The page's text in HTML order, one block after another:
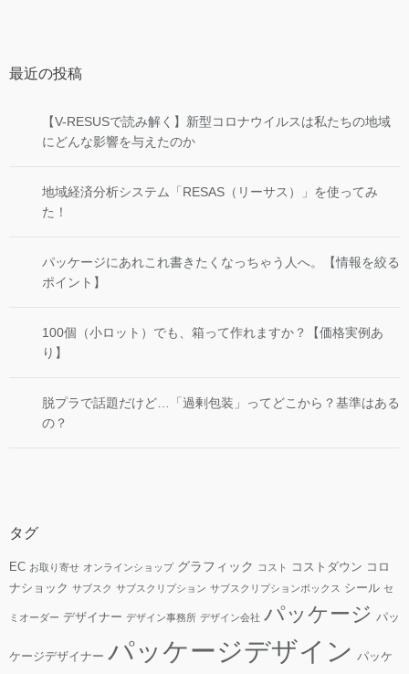
最近の投稿
【V-RESUSで読み解く】新型コロナウイルスは私たちの地域
にどんな影響を与えたのか
地域経済分析システム「RESAS（リーサス）」を使ってみ
た！
パッケージにあれこれ書きたくなっちゃう人へ。【情報を絞る
ポイント】
100個（小ロット）でも、箱って作れますか？【価格実例あ
り】
脱プラで話題だけど…「過剰包装」ってどこから？基準はある
の？
タグ
EC お取り寄せ オンラインショップ グラフィック コスト コストダウン コロ
ナショック サブスク サブスクリプション サブスクリプションボックス シール セ
ミオーダー デザイナー デザイン事務所 デザイン会社 パッケージ パッ
ケージデザイナー パッケージデザイン パッケ